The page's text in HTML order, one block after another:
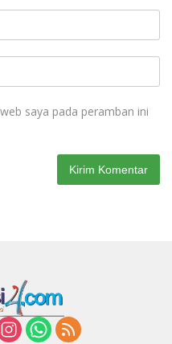
saya pada peramban ini